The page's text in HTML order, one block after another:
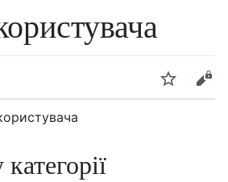
Спостерігати
Редагувати